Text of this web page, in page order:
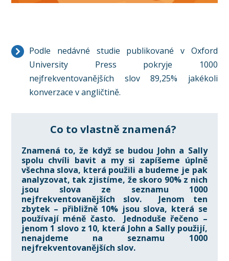
Podle nedávné studie publikované v Oxford
University Press pokryje 1000
nejfrekventovanějších slov 89,25% jakékoli
konverzace v angličtině.
Co to vlastně znamená?
Znamená to, že když se budou John a Sally
spolu chvíli bavit a my si zapíšeme úplně
všechna slova, která použili a budeme je pak
analyzovat, tak zjistíme, že skoro 90% z nich
jsou slova ze seznamu 1000
nejfrekventovanějších slov. Jenom ten
zbytek – přibližně 10% jsou slova, která se
používají méně často.
Jednoduše řečeno –
jenom 1 slovo z 10, která John a Sally použijí,
nenajdeme na seznamu 1000
nejfrekventovanějších slov.